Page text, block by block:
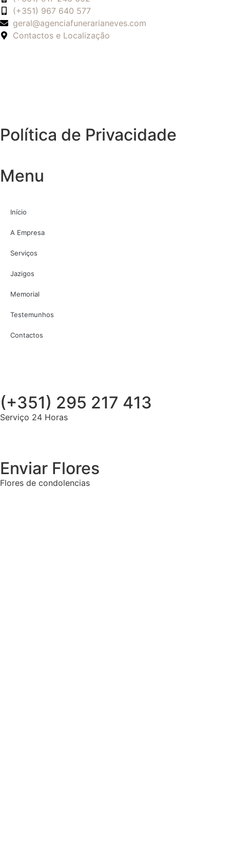
(+351) 967 640 577
geral@agenciafunerarianeves.com
Contactos e Localização
Política de Privacidade
Menu
Início
A Empresa
Serviços
Jazigos
Memorial
Testemunhos
Contactos
(+351) 295 217 413
Serviço 24 Horas
Enviar Flores
Flores de condolencias